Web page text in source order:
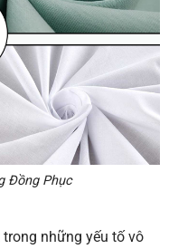
Đồng Phục
những yếu tố vô